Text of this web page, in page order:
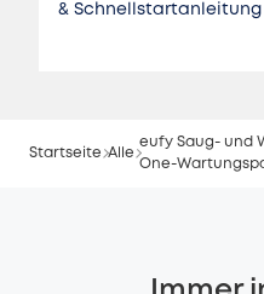
& Schnellstartanleitung
Startseite Alle
eufy Saug- und
One-